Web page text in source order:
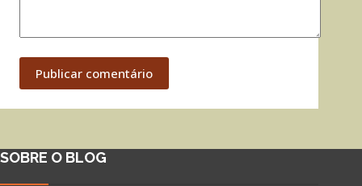
Publicar comentário
SOBRE O BLOG